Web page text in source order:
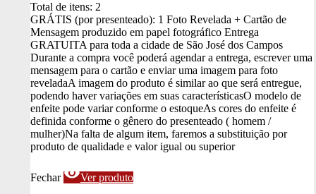
Total de itens: 2
GRÁTIS (por presenteado): 1 Foto Revelada + Cartão de
Mensagem produzido em papel fotográfico Entrega
GRATUITA para toda a cidade de São José dos Campos
Durante a compra você poderá agendar a entrega, escrever uma
mensagem para o cartão e enviar uma imagem para foto
reveladaA imagem do produto é similar ao que será entregue,
podendo haver variações em suas característicasO modelo de
enfeite pode variar conforme o estoqueAs cores do enfeite é
definida conforme o gênero do presenteado ( homem /
mulher)Na falta de algum item, faremos a substituição por
produto de qualidade e valor igual ou superior
Fechar visibilityVer produto